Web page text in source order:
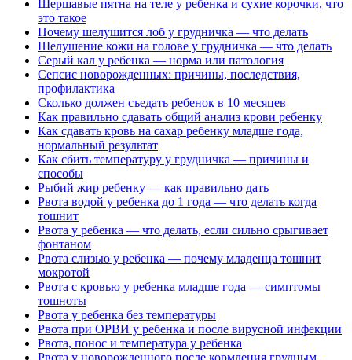
Шершавые пятна на теле у ребенка и сухие корочки, что
это такое
Почему шелушится лоб у грудничка — что делать
Шелушение кожи на голове у грудничка — что делать
Серый кал у ребенка — норма или патология
Сепсис новорожденных: причины, последствия,
профилактика
Сколько должен съедать ребенок в 10 месяцев
Как правильно сдавать общий анализ крови ребенку
Как сдавать кровь на сахар ребенку младше года,
нормальный результат
Как сбить температуру у грудничка — причины и
способы
Рыбий жир ребенку — как правильно дать
Рвота водой у ребенка до 1 года — что делать когда
тошнит
Рвота у ребенка — что делать, если сильно срыгивает
фонтаном
Рвота слизью у ребенка — почему младенца тошнит
мокротой
Рвота с кровью у ребенка младше года — симптомы
тошноты
Рвота у ребенка без температуры
Рвота при ОРВИ у ребенка и после вирусной инфекции
Рвота, понос и температура у ребенка
Рвота у новорожденного после кормления грудным